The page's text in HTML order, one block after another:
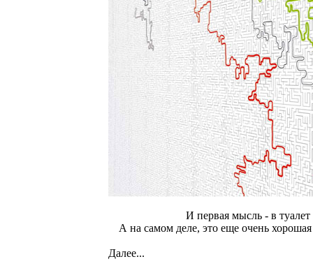
И первая мысль - в
А на самом деле, это еще очень
Далее...